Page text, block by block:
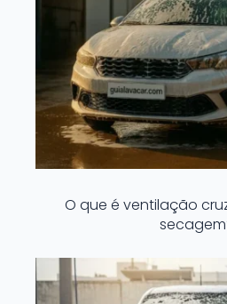
O que é ventilação